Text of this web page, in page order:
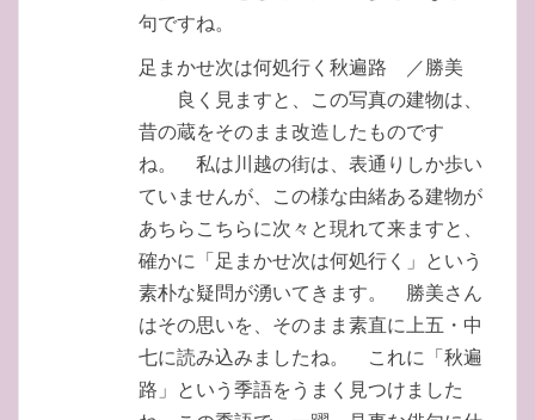
句ですね。
足まかせ次は何処行く秋遍路 ／勝美
良く見ますと、この写真の建物は、
昔の蔵をそのまま改造したものです
ね。 私は川越の街は、表通りしか歩い
ていませんが、この様な由緒ある建物が
あちらこちらに次々と現れて来ますと、
確かに「足まかせ次は何処行く」という
素朴な疑問が湧いてきます。 勝美さん
はその思いを、そのまま素直に上五・中
七に読み込みましたね。 これに「秋遍
路」という季語をうまく見つけました